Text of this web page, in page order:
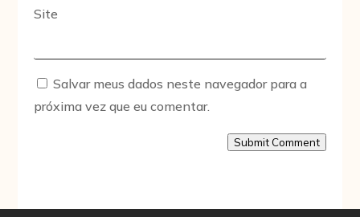
Site
Salvar meus dados neste navegador para a
próxima vez que eu comentar.
Submit Comment